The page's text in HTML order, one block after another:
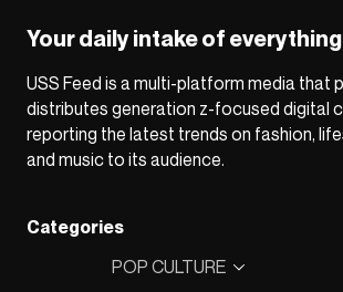
Your daily intake of
USS Feed is a multi-platform media that
distributes generation z-focused digital
reporting the latest trends on fashion,
and music to its audience.
Categories
POP CULTURE